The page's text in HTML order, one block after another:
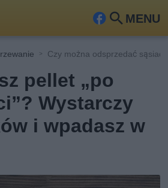
MENU
Fa
ook
Szu
Czy można odsprzedać
pellet „po
Wystarczy
i wpadasz w